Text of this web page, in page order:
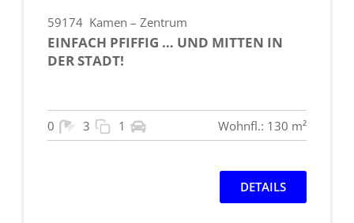
59174 Kamen – Zentrum
EINFACH PFIFFIG … UND MITTEN IN
DER STADT!
0 3 1 Wohnfl.: 130 m²
DETAILS